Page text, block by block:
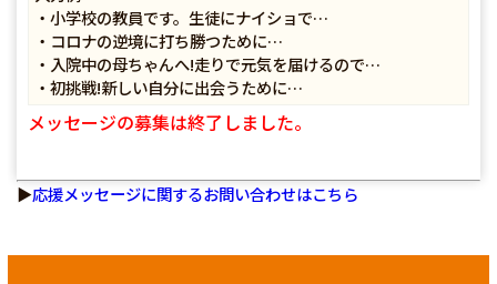
・小学校の教員です。生徒にナイショで…
・コロナの逆境に打ち勝つために…
・入院中の母ちゃんへ!走りで元気を届けるので…
・初挑戦!新しい自分に出会うために…
メッセージの募集は終了しました。
▶応援メッセージに関するお問い合わせはこちら